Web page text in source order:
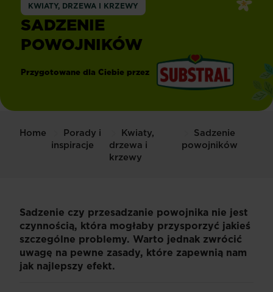
KWIATY, DRZEWA I KRZEWY
SADZENIE
POWOJNIKÓW
Przygotowane dla Ciebie przez
Home
Porady i
inspiracje
Kwiaty,
drzewa i
krzewy
Sadzenie
powojników
Sadzenie czy przesadzanie powojnika nie jest
czynnością, która mogłaby przysporzyć jakieś
szczególne problemy. Warto jednak zwrócić
uwagę na pewne zasady, które zapewnią nam
jak najlepszy efekt.